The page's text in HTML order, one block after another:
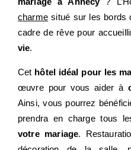
charmesitué sur les bords
cadre de rêve pour
vie.
Cet hôtel idéal pour les
œuvre pour vous aider à
Ainsi, vous pourrez
prendra en charge tous
votre mariage.